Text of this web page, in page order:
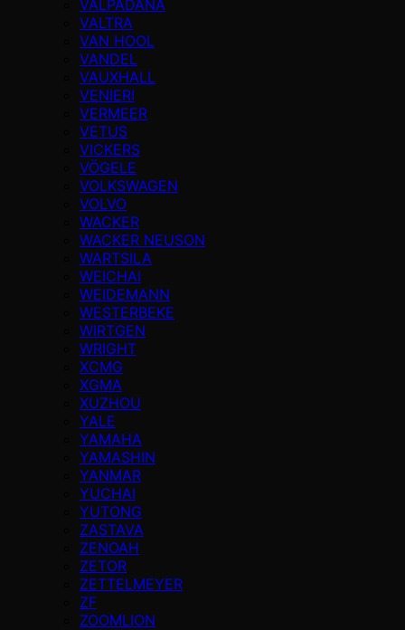
VALPADANA
VALTRA
VAN HOOL
VANDEL
VAUXHALL
VENIERI
VERMEER
VETUS
VICKERS
VÖGELE
VOLKSWAGEN
VOLVO
WACKER
WACKER NEUSON
WARTSILA
WEICHAI
WEIDEMANN
WESTERBEKE
WIRTGEN
WRIGHT
XCMG
XGMA
XUZHOU
YALE
YAMAHA
YAMASHIN
YANMAR
YUCHAI
YUTONG
ZASTAVA
ZENOAH
ZETOR
ZETTELMEYER
ZF
ZOOMLION